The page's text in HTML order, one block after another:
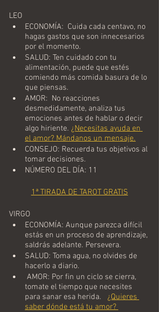
LEO
ECONOMÍA:  Cuida cada centavo, no
hagas gastos que son innecesarios
por el momento.
SALUD: Ten cuidado con tu
alimentación, puede que estés
comiendo más comida basura de lo
que piensas.
AMOR:  No reacciones
desmedidamente, analiza tus
emociones antes de hablar o decir
algo hiriente. ¿Necesitas ayuda en
el amor? Mándanos un mensaje.
CONSEJO: Recuerda tus objetivos al
tomar decisiones.
NÚMERO DEL DÍA: 11
1ª TIRADA DE TAROT GRATIS
VIRGO
ECONOMÍA: Aunque parezca difícil
estás en un proceso de aprendizaje,
saldrás adelante. Persevera.
SALUD: Toma agua, no olvides de
hacerlo a diario.
tomate el tiempo que necesites
para sanar esa herida. ¿Quieres
saber dónde está tu amor?